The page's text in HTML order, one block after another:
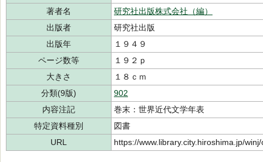
著者名
研究社出版株式会社（編）
出版者
研究社出版
出版年
１９４９
ページ数等
１９２ｐ
大きさ
１８ｃｍ
分類(9版)
902
内容注記
巻末：世界近代文学年表
特定資料種別
図書
URL
https://www.library.city.hiroshima.jp/